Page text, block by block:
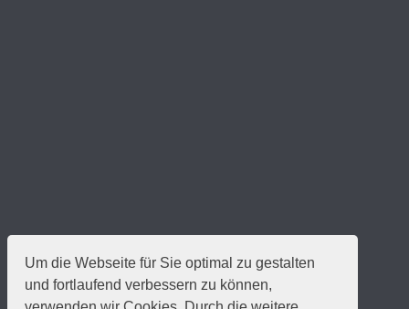
Um die Webseite für Sie optimal zu gestalten
und fortlaufend verbessern zu können,